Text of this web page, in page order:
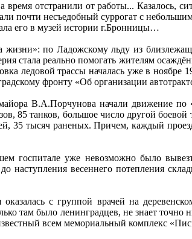
время отстранили от работы... Казалось,
почти несъедобный суррогат с
его в музей истории г.Бронницы…
жизни»: по Ладожскому льду из
стала реально помогать жителям
ледовой трассы началась уже в
фронту «Об организации
В.А.Порчунова начали движение
85 танков, большое число другой
35 тысяч раненых. Причем, каждый
уже невозможно было
наступления весеннего потепления
с группой врачей на
там было ленинградцев, не знает
всем мемориальный комплекс